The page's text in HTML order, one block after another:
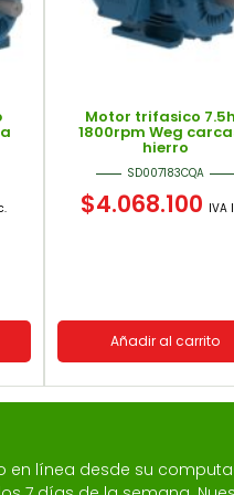
Motor trifasico
1800rpm Weg
hierro
SD007183CQA
$4.068.100 IVA
Añadir al carrito
en línea desde su